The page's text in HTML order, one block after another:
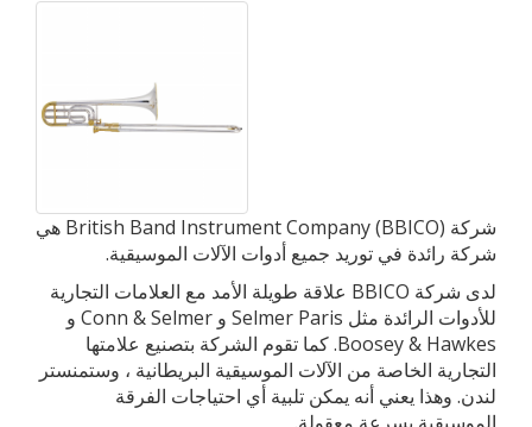
شركة British Band Instrument Company (BBICO) هي
شركة رائدة في توريد جميع أدوات الآلات الموسيقية.
لدى شركة BBICO علاقة طويلة الأمد مع العلامات التجارية
للأدوات الرائدة مثل Selmer Paris و Conn & Selmer و
Boosey & Hawkes. كما تقوم الشركة بتصنيع علامتها
التجارية الخاصة من الآلات الموسيقية البريطانية ، وستمنستر
لندن. وهذا يعني أنه يمكن تلبية أي احتياجات الفرقة